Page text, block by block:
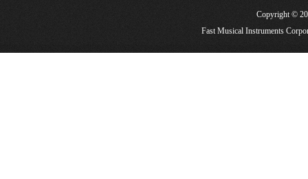
Copyright ©
Fast Musical Instruments